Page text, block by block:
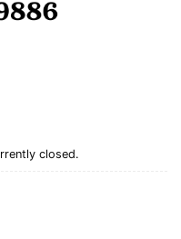
closed.